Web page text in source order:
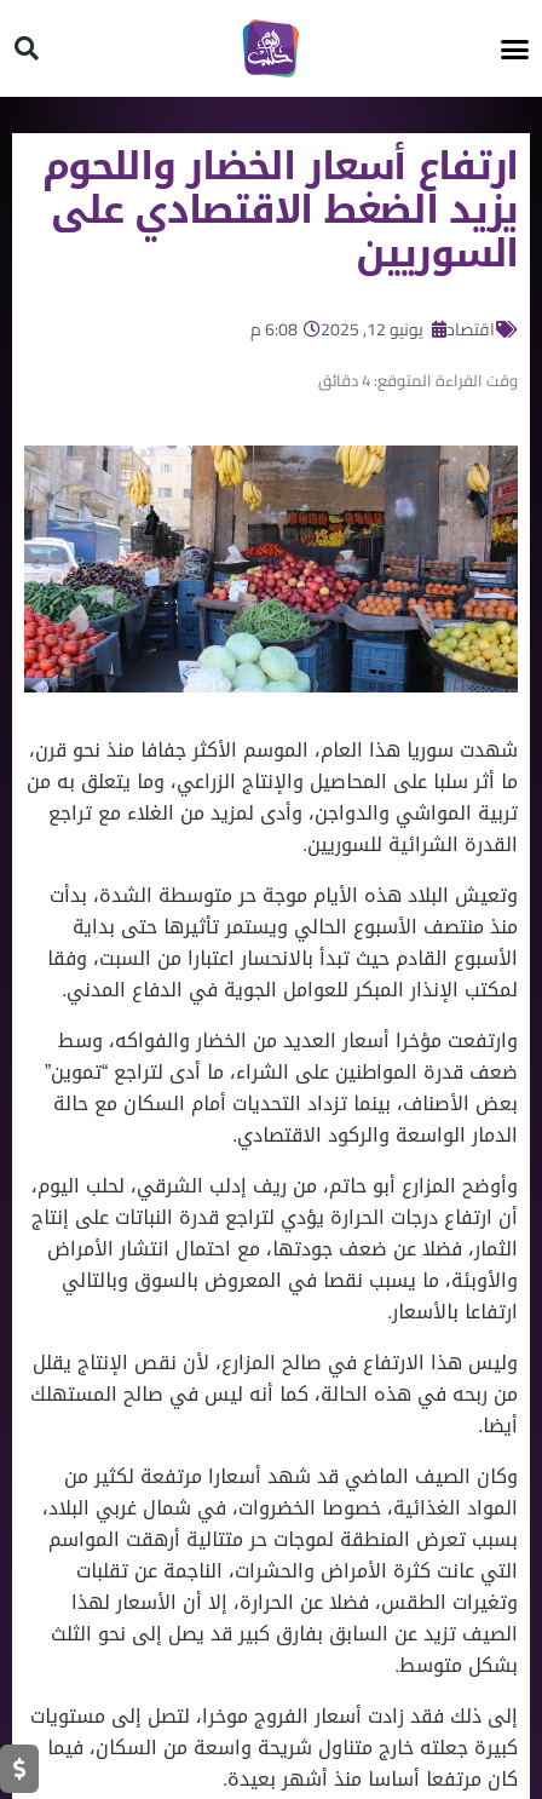
ارتفاع أسعار الخضار واللحوم
يزيد الضغط الاقتصادي على
السوريين
اقتصاد يونيو 12, 2025 6:08 م
وقت القراءة المتوقع:4دقائق
شهدت سوريا هذا العام، الموسم الأكثر جفافا منذ نحو قرن،
ما أثر سلبا على المحاصيل والإنتاج الزراعي، وما يتعلق به من
تربية المواشي والدواجن، وأدى لمزيد من الغلاء مع تراجع
القدرة الشرائية للسوريين.
وتعيش البلاد هذه الأيام موجة حر متوسطة الشدة، بدأت
منذ منتصف الأسبوع الحالي ويستمر تأثيرها حتى بداية
الأسبوع القادم حيث تبدأ بالانحسار اعتبارا من السبت، وفقا
لمكتب الإنذار المبكر للعوامل الجوية في الدفاع المدني.
وارتفعت مؤخرا أسعار العديد من الخضار والفواكه، وسط
ضعف قدرة المواطنين على الشراء، ما أدى لتراجع “تموين”
بعض الأصناف، بينما تزداد التحديات أمام السكان مع حالة
الدمار الواسعة والركود الاقتصادي.
وأوضح المزارع أبو حاتم، من ريف إدلب الشرقي، لحلب اليوم،
أن ارتفاع درجات الحرارة يؤدي لتراجع قدرة النباتات على إنتاج
الثمار، فضلا عن ضعف جودتها، مع احتمال انتشار الأمراض
والأوبئة، ما يسبب نقصا في المعروض بالسوق وبالتالي
ارتفاعا بالأسعار.
وليس هذا الارتفاع في صالح المزارع، لأن نقص الإنتاج يقلل
من ربحه في هذه الحالة، كما أنه ليس في صالح المستهلك
أيضا.
وكان الصيف الماضي قد شهد أسعارا مرتفعة لكثير من
المواد الغذائية، خصوصا الخضروات، في شمال غربي البلاد،
بسبب تعرض المنطقة لموجات حر متتالية أرهقت المواسم
التي عانت كثرة الأمراض والحشرات، الناجمة عن تقلبات
وتغيرات الطقس، فضلا عن الحرارة، إلا أن الأسعار لهذا
الصيف تزيد عن السابق بفارق كبير قد يصل إلى نحو الثلث
بشكل متوسط.
إلى ذلك فقد زادت أسعار الفروج موخرا، لتصل إلى مستويات
كبيرة جعلته خارج متناول شريحة واسعة من السكان، فيما
كان مرتفعا أساسا منذ أشهر بعيدة.